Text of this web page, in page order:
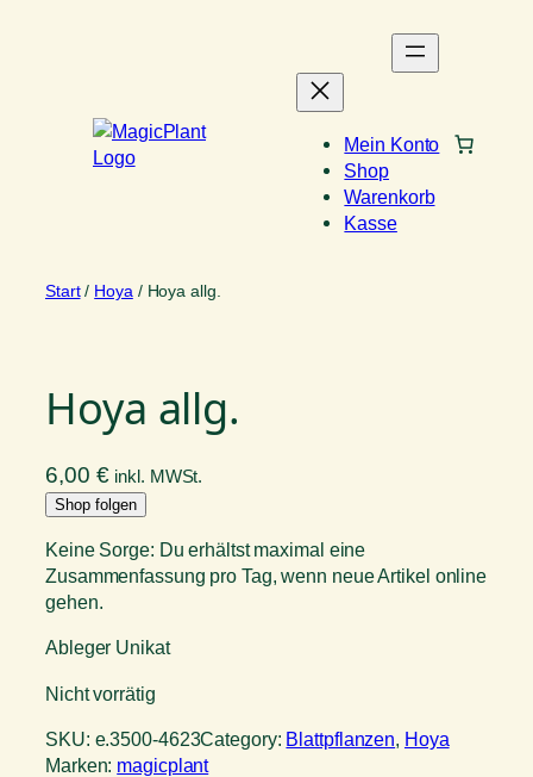
Mein Konto
Shop
Warenkorb
Kasse
Start/ Hoya / Hoya allg.
Hoya allg.
6,00 € inkl. MWSt.
Shop folgen
Keine Sorge: Du erhältst maximal eine
Zusammenfassung pro Tag, wenn neue Artikel online
gehen.
Ableger Unikat
Nicht vorrätig
SKU: e.3500-4623Category: Blattpflanzen, Hoya
Marken: magicplant